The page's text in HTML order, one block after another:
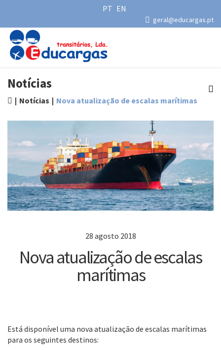
PT EN
geral@educargas.pt
Notícias
Notícias Nova atualização de escalas marítimas
28 agosto 2018
Nova atualização de escalas
marítimas
Está disponível uma nova atualização de escalas marítimas
para os seguintes destinos: